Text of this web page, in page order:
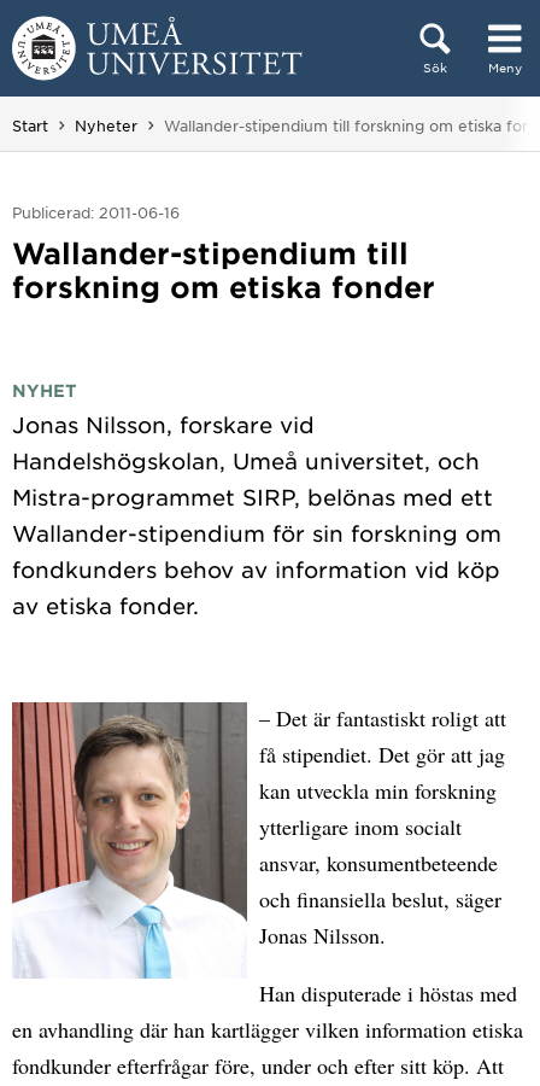
Hoppa direkt till innehållet
Sök Meny
Huvudmenyn dold.
Start Nyheter Du är här:
Wallander-stipendium till forskning om etiska
Publicerad: 2011-06-16
Wallander-stipendium till
forskning om etiska fonder
NYHET
Jonas Nilsson, forskare vid
Handelshögskolan, Umeå universitet, och
Mistra-programmet SIRP, belönas med ett
Wallander-stipendium för sin forskning om
fondkunders behov av information vid köp
– Det är fantastiskt roligt att
få stipendiet. Det gör att jag
kan utveckla min forskning
ytterligare inom socialt
ansvar, konsumentbeteende
och finansiella beslut, säger
Jonas Nilsson.
Han disputerade i höstas med
en avhandling där han kartlägger vilken information etiska
fondkunder efterfrågar före, under och efter sitt köp. Att